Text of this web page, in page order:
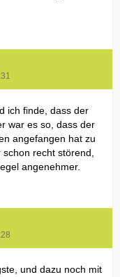
ich finde, dass der
war es so, dass der
angefangen hat zu
recht störend,
angenehmer.
und dazu noch mit